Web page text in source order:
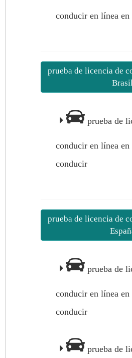
conducir en línea
prueba de licencia de
prueba de
conducir en línea
conducir
prueba de licencia de
prueba de
conducir en línea
conducir
prueba de